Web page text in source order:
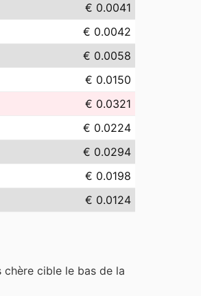
€ 0.0041
€ 0.0042
€ 0.0058
€ 0.0150
€ 0.0321
€ 0.0224
€ 0.0294
€ 0.0198
€ 0.0124
cible le bas de la